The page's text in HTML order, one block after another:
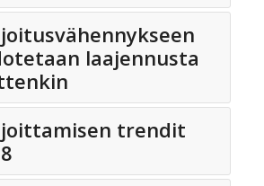
laajennusta
trendit